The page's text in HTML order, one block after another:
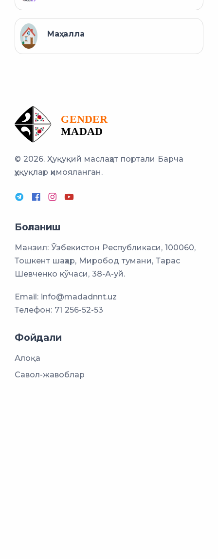
Маҳалла
© 2026. Ҳуқуқий маслаҳат портали Барча
ҳуқуқлар ҳимояланган.
Боғланиш
Манзил: Ўзбекистон Республикаси, 100060,
Тошкент шаҳар, Миробод тумани, Тарас
Шевченко кўчаси, 38-А-уй.
Email: info@madadnnt.uz
Телефон: 71 256-52-53
Фойдали
Алоқа
Савол-жавоблар